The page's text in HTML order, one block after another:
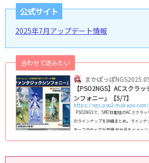
公式サイト
2025年7月アップデート情報
まかぽっぽNGS
合わせて読みたい
【PSO2NGS】ACスクラ
ンフォニー」【5/7】
https://ngs.pso2-
PSO2NGSで、5月7日配信のACスクラ
のラインナップを詳細まとめ｡ ラインナ
チーフのウェアが登場 杖や弓をイメー
oogle = window.adsbygoogle ||